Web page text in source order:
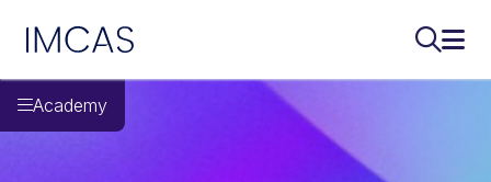
IMCAS
Academy